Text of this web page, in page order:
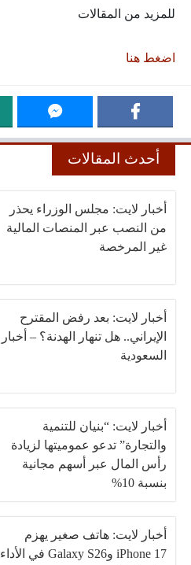
للمزيد من المقالات
اضغط هنا
أحدث المقالات
أخبار لايت: مجلس الوزراء يحذر
من النصب عبر المنصات المالية
غير المرخصة
أخبار لايت: بعد رفض المقترح
الإيراني.. هل تنهار الهدنة؟ – أخبار
السعودية
أخبار لايت: “بنيان للتنمية
والتجارة” تدعو عموميتها لزيادة
رأس المال عبر أسهم مجانية
بنسبة 10%
أخبار لايت: هاتف صغير يهزم
iPhone 17 وGalaxy S26 في الأداء